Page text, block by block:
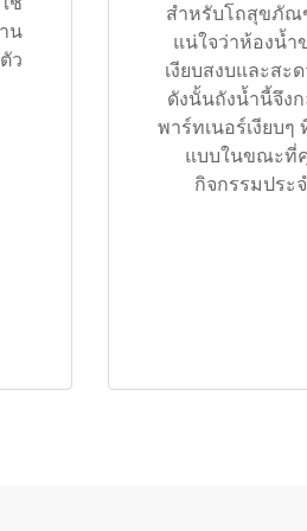
น
ว
สำหรับโถสุขภัณ
แน่ใจว่าห้องน้
เงียบสงบและสะ
ดังนั้นถังน้ำนี้จึงก
พาร์ทเนอร์เงียบ
แบบในขณะที่
กิจกรรมประ